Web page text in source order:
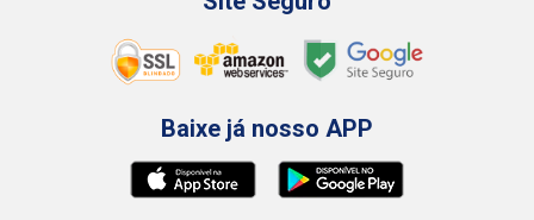
Baixe já nosso APP